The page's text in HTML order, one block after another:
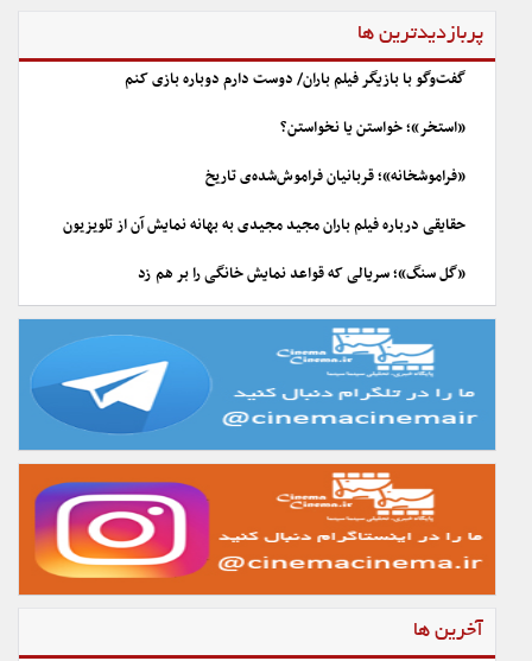
پربازدیدترین ها
گفت‌وگو با بازیگر فیلم باران/ دوست دارم دوباره بازی کنم
«استخر»؛ خواستن یا نخواستن؟
«فراموشخانه»؛ قربانیان فراموش‌شده‌ی تاریخ
حقایقی درباره فیلم باران مجید مجیدی به بهانه نمایش آن از تلویزیون
«گل سنگ»؛ سریالی که قواعد نمایش خانگی را بر هم زد
آخرین ها